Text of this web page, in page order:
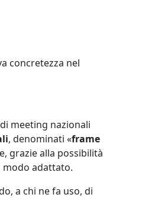
concretezza nel
meeting nazionali
, denominati «frame
grazie alla possibilità
modo adattato.
a chi ne fa uso, di